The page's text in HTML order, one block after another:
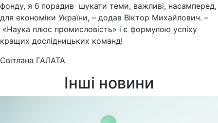
фонду, я б порадив шукати теми, важливі, насамперед,
для економіки України, – додав Віктор Михайлович. –
«Наука плюс промисловість» і є формулою успіху
кращих дослідницьких команд!
Світлана ГАЛАТА
Інші новини